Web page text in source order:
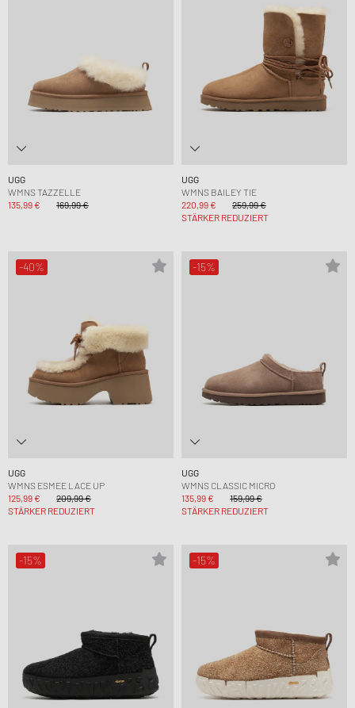
UGG
WMNS TAZZELLE
135,99 €
169,99 €
UGG
WMNS BAILEY TIE
220,99 €
259,99 €
STÄRKER REDUZIERT
-40%
UGG
WMNS ESMEE LACE UP
125,99 €
209,99 €
STÄRKER REDUZIERT
-15%
UGG
WMNS CLASSIC MICRO
135,99 €
159,99 €
STÄRKER REDUZIERT
-15% -15%